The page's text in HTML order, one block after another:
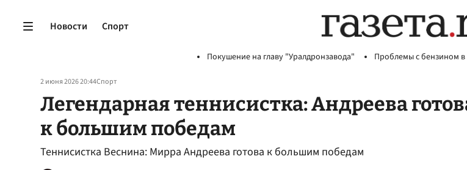
Новости Спорт
Покушение на главу "Уралдронзавода" Проблемы с бензином в
2 июня 2026 20:44Спорт
Легендарная теннисистка: Андреева
к большим победам
Теннисистка Веснина: Мирра Андреева готова к большим победам